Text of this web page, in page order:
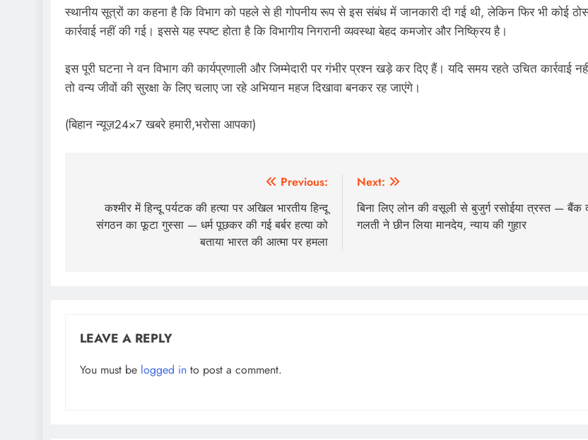
स्थानीय सूत्रों का कहना है कि विभाग को पहले से ही गोपनीय रूप से इस संबंध में जानकारी दी गई थी, लेकिन फिर भी कोई
कार्रवाई नहीं की गई। इससे यह स्पष्ट होता है कि विभागीय निगरानी व्यवस्था बेहद कमजोर और निष्क्रिय है।
इस पूरी घटना ने वन विभाग की कार्यप्रणाली और जिम्मेदारी पर गंभीर प्रश्न खड़े कर दिए हैं। यदि समय रहते उचित कार्रवाई
तो वन्य जीवों की सुरक्षा के लिए चलाए जा रहे अभियान महज दिखावा बनकर रह जाएंगे।
(बिहान न्यूज़24×7 खबरे हमारी,भरोसा आपका)
navigation
Previous:
कश्मीर में हिन्दू पर्यटक की हत्या पर अखिल भारतीय हिन्दू
संगठन का फूटा गुस्सा — धर्म पूछकर की गई बर्बर हत्या को
बताया भारत की आत्मा पर हमला
Next:
बिना लिए लोन की वसूली से बुजुर्ग रसोईया त्रस्त — बैंक
गलती ने छीन लिया मानदेय, न्याय की गुहार
LEAVE A REPLY
You must be logged in to post a comment.